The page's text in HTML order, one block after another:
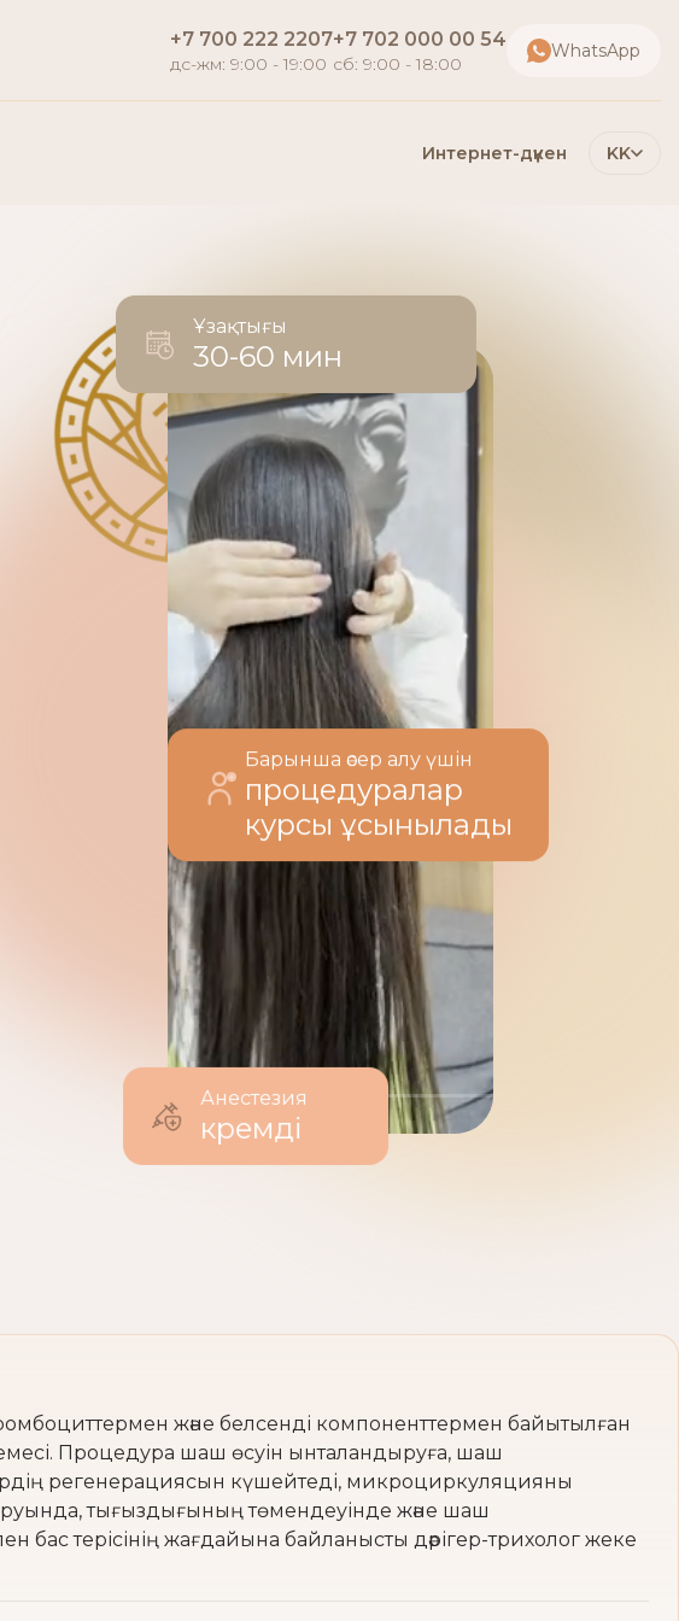
+7 700 222 2207
дс-жм: 9:00 - 19:00
+7 702 000 00 54
сб: 9:00 - 18:00
WhatsApp
Бет
Дене
Интернет-дүкен KK
Ұзақтығы
30-60 мин
кремді
Барынша әсер алу үшін
процедуралар
курсы ұсынылады
және белсенді компоненттермен байытылған
Процедура шаш өсуін ынталандыруға, шаш
регенерациясын күшейтеді, микроциркуляцияны
тығыздығының төмендеуінде және шаш
терісінің жағдайына байланысты дәрігер-трихолог жеке